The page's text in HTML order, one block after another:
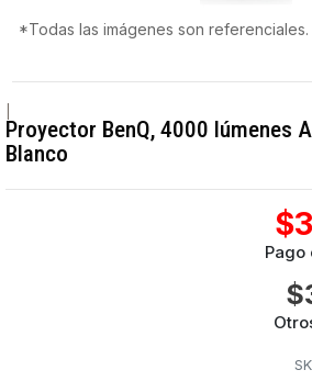
*Todas las imágenes son referenciales.
Proyector BenQ, 4000 lúmenes
Blanco
Pago